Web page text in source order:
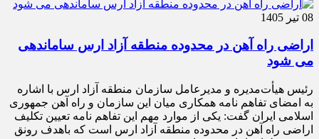
08 تیر 1405
اراضی راه آهن در محدوده منطقه آزاد ارس ساماندهی
می شود
رئیس هیأت‌مدیره و مدیرعامل سازمان منطقه آزاد ارس با اشاره
به امضای تفاهم نامه همکاری میان این سازمان و راه آهن جمهوری
اسلامی ایران گفت: یکی از موارد مهم این تفاهم نامه تعیین تکلیف
اراضی راه آهن در محدوده منطقه آزاد ارس است که باهدف رونق